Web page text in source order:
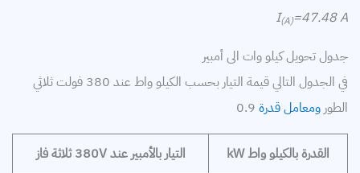
I(A)=47.48 A
جدول تحويل كيلو وات الى أمبير
في الجدول التالي قيمة التيار بحسب الكيلو واط عند 380 فولت ثلاثي
الطور ومعامل قدرة
القدرة بالكيلو واط kW التيار بالأمبير عند 380V ثلاثة فاز